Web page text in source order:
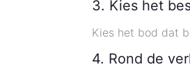
3. Kies het
Kies het bod dat
4. Rond de